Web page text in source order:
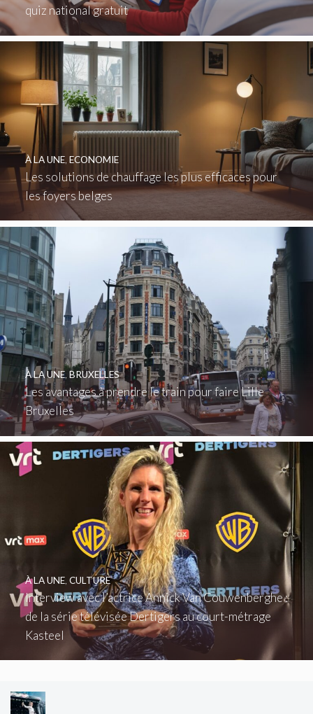
quiz national gratuit
Les solutions de chauffage les plus efficaces pour
les foyers belges
À LA UNE, ECONOMIE
Les avantages à prendre le train pour faire Lille
Bruxelles
À LA UNE, BRUXELLES
Interview avec l’actrice Annick Van Couwenberghe :
de la série télévisée Dertigers au court-métrage
Kasteel
À LA UNE, CULTURE